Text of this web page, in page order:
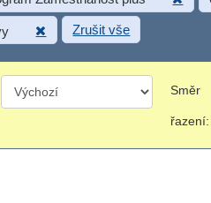
Zrušit vše
Směr
řazení: